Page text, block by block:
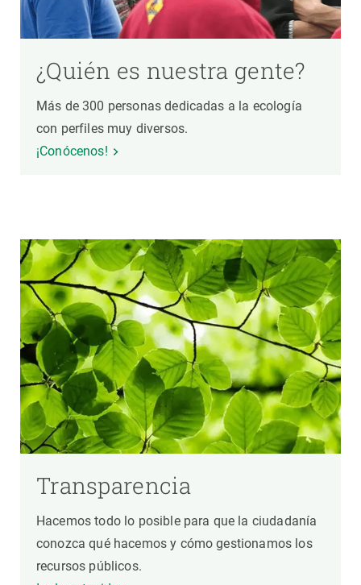
¿Quién es nuestra gente?
Más de 300 personas dedicadas a la ecología
con perfiles muy diversos.
¡Conócenos!
Transparencia
Hacemos todo lo posible para que la ciudadanía
conozca qué hacemos y cómo gestionamos los
recursos públicos.